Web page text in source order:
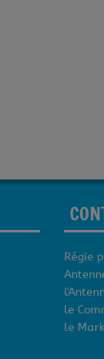
Régie
le
le